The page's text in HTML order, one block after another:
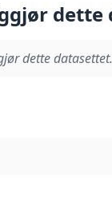
dette datasettet.